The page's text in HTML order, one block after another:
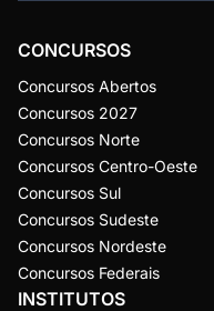
CONCURSOS
Concursos Abertos
Concursos 2027
Concursos Norte
Concursos Centro-Oeste
Concursos Sul
Concursos Sudeste
Concursos Nordeste
Concursos Federais
INSTITUTOS